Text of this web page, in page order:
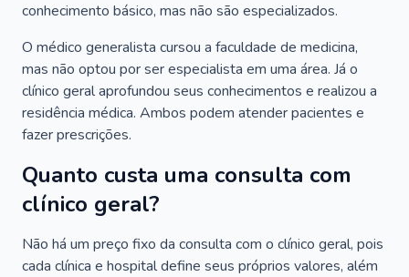
conhecimento básico, mas não são especializados.
O médico generalista cursou a faculdade de medicina,
mas não optou por ser especialista em uma área. Já o
clínico geral aprofundou seus conhecimentos e realizou a
residência médica. Ambos podem atender pacientes e
fazer prescrições.
Quanto custa uma consulta com
clínico geral?
Não há um preço fixo da consulta com o clínico geral, pois
cada clínica e hospital define seus próprios valores, além